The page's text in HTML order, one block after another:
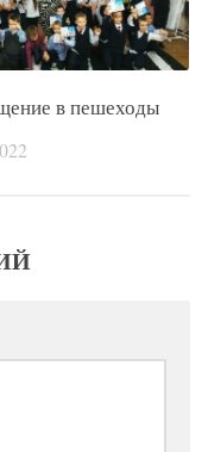
в пешеходы